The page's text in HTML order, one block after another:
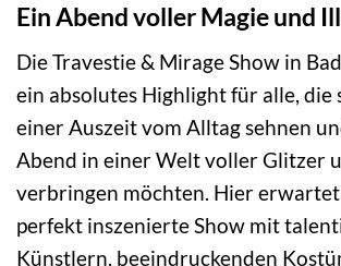
Ein Abend voller Magie und
Die Travestie & Mirage Show in
ein absolutes Highlight für alle, die
einer Auszeit vom Alltag sehnen
Abend in einer Welt voller Glitzer
verbringen möchten. Hier erwartet
perfekt inszenierte Show mit
Künstlern, beeindruckenden